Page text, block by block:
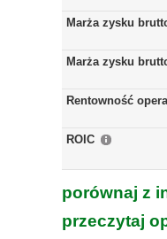
Marża zysku
Marża zysku
Rentowność
ROIC
porównaj z
przeczytaj